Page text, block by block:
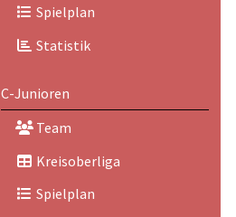
Spielplan
Statistik
C-Junioren
Team
Kreisoberliga
Spielplan